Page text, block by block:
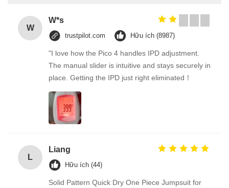
W
W*s
trustpilot.com Hữu ích (8987)
"I love how the Pico 4 handles IPD adjustment.
The manual slider is intuitive and stays securely in
place. Getting the IPD just right eliminated！
L
Liang
Hữu ích (44)
Solid Pattern Quick Dry One Piece Jumpsuit for